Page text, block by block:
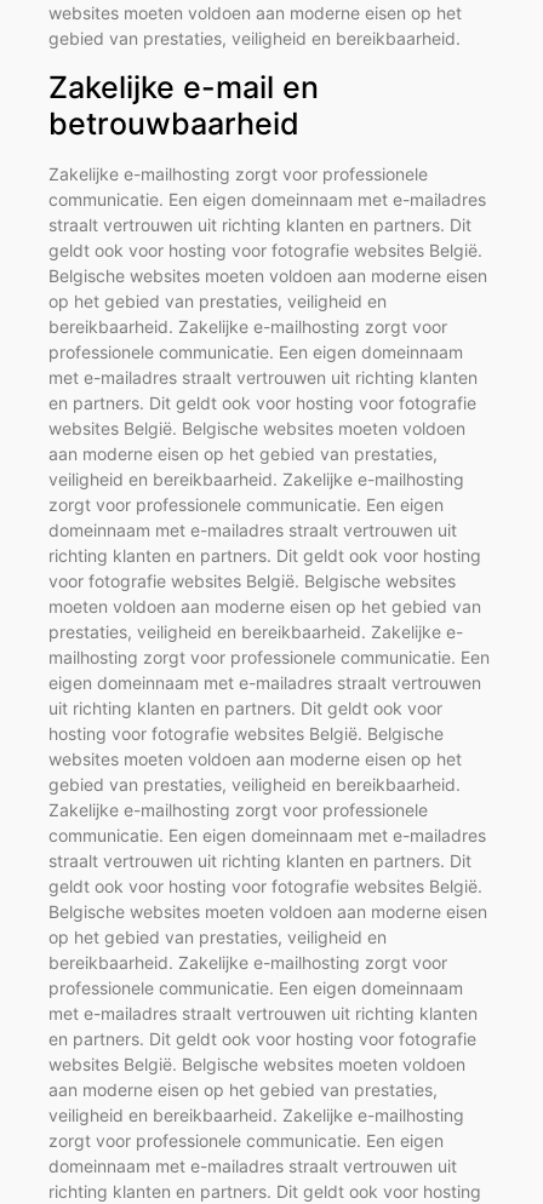
websites moeten voldoen aan moderne eisen op het
gebied van prestaties, veiligheid en bereikbaarheid.
Zakelijke e-mail en
betrouwbaarheid
Zakelijke e-mailhosting zorgt voor professionele
communicatie. Een eigen domeinnaam met e-mailadres
straalt vertrouwen uit richting klanten en partners. Dit
geldt ook voor hosting voor fotografie websites België.
Belgische websites moeten voldoen aan moderne eisen
op het gebied van prestaties, veiligheid en
bereikbaarheid. Zakelijke e-mailhosting zorgt voor
professionele communicatie. Een eigen domeinnaam
met e-mailadres straalt vertrouwen uit richting klanten
en partners. Dit geldt ook voor hosting voor fotografie
websites België. Belgische websites moeten voldoen
aan moderne eisen op het gebied van prestaties,
veiligheid en bereikbaarheid. Zakelijke e-mailhosting
zorgt voor professionele communicatie. Een eigen
domeinnaam met e-mailadres straalt vertrouwen uit
richting klanten en partners. Dit geldt ook voor hosting
voor fotografie websites België. Belgische websites
moeten voldoen aan moderne eisen op het gebied van
prestaties, veiligheid en bereikbaarheid. Zakelijke e-
mailhosting zorgt voor professionele communicatie. Een
eigen domeinnaam met e-mailadres straalt vertrouwen
uit richting klanten en partners. Dit geldt ook voor
hosting voor fotografie websites België. Belgische
websites moeten voldoen aan moderne eisen op het
gebied van prestaties, veiligheid en bereikbaarheid.
Zakelijke e-mailhosting zorgt voor professionele
communicatie. Een eigen domeinnaam met e-mailadres
straalt vertrouwen uit richting klanten en partners. Dit
geldt ook voor hosting voor fotografie websites België.
Belgische websites moeten voldoen aan moderne eisen
op het gebied van prestaties, veiligheid en
bereikbaarheid. Zakelijke e-mailhosting zorgt voor
professionele communicatie. Een eigen domeinnaam
met e-mailadres straalt vertrouwen uit richting klanten
en partners. Dit geldt ook voor hosting voor fotografie
websites België. Belgische websites moeten voldoen
aan moderne eisen op het gebied van prestaties,
veiligheid en bereikbaarheid. Zakelijke e-mailhosting
zorgt voor professionele communicatie. Een eigen
domeinnaam met e-mailadres straalt vertrouwen uit
richting klanten en partners. Dit geldt ook voor hosting